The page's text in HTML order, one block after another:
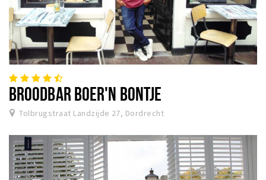
BROODBAR BOER'N BONTJE
Tolbrugstraat Landzijde 27, Dordrecht